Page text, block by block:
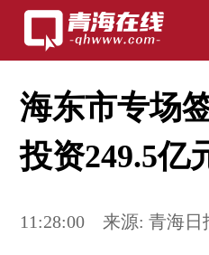
海东市专场
投资249.5亿
11:28:00 来源:青海日